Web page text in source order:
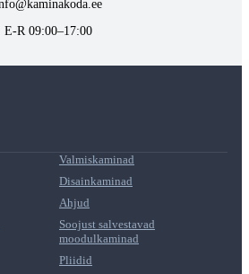
E-R 09:00–17:00
Valmiskaminad
Disainkaminad
Ahjud
Soojust salvestavad
moodulkaminad
Pliidid